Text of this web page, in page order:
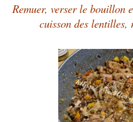
Remuer, verser le bouillon
cuisson des lentilles,